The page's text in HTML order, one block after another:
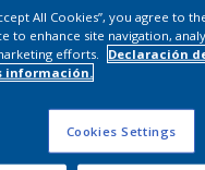
All Cookies”, you agree to
to enhance site navigation,
efforts.
Declaración
información.
Cookies Settings